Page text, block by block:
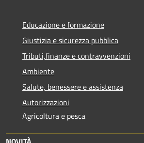
Educazione e formazione
Giustizia e sicurezza pubblica
Tributi,finanze e contravvenzioni
Ambiente
Salute, benessere e assistenza
Autorizzazioni
Agricoltura e pesca